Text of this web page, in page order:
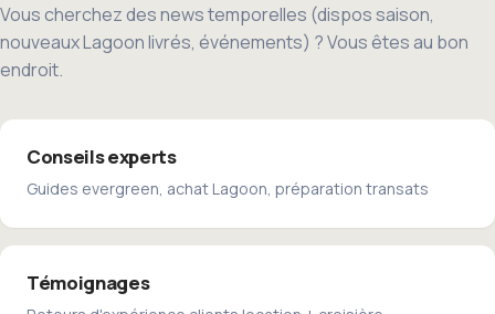
Vous cherchez des news temporelles (dispos saison,
nouveaux Lagoon livrés, événements) ? Vous êtes au bon
endroit.
Conseils experts
Guides evergreen, achat Lagoon, préparation transats
Témoignages